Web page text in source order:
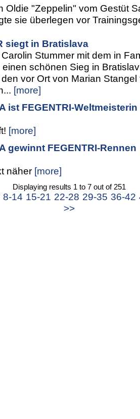
Oldie "Zeppelin" vom Gestüt
sie überlegen vor
siegt in Bratislava
Stummer mit dem in
schönen Sieg in
vor Ort von Marian Stangel
[more]
ist FEGENTRI-Weltmeisterin
[more]
gewinnt FEGENTRI-Rennen
näher [more]
Displaying results 1 to 7 out of 251
8-14 15-21 22-28 29-35 36-42
>>